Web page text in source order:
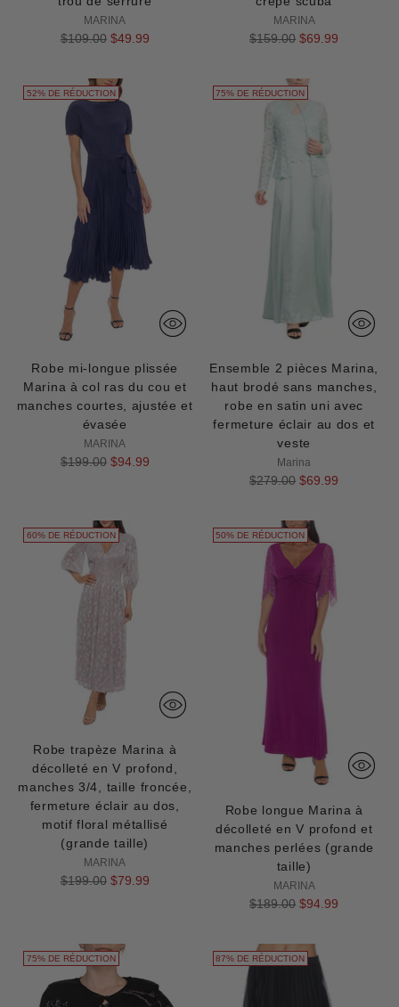
MARINA
Prix
$109.00 $49.99
MARINA
Prix
$159.00 $69.99
52% DE RÉDUCTION
Robe mi-longue plissée
Marina à col ras du cou et
manches courtes, ajustée et
évasée
MARINA
Prix
$199.00 $94.99
75% DE RÉDUCTION
Ensemble 2 pièces Marina,
haut brodé sans manches,
robe en satin uni avec
fermeture éclair au dos et
veste
Marina
Prix
$279.00 $69.99
60% DE RÉDUCTION
Robe trapèze Marina à
décolleté en V profond,
manches 3/4, taille froncée,
fermeture éclair au dos,
motif floral métallisé
(grande taille)
MARINA
Prix
$199.00 $79.99
50% DE RÉDUCTION
Robe longue Marina à
décolleté en V profond et
manches perlées (grande
taille)
MARINA
Prix
$189.00 $94.99
75% DE RÉDUCTION 87% DE RÉDUCTION